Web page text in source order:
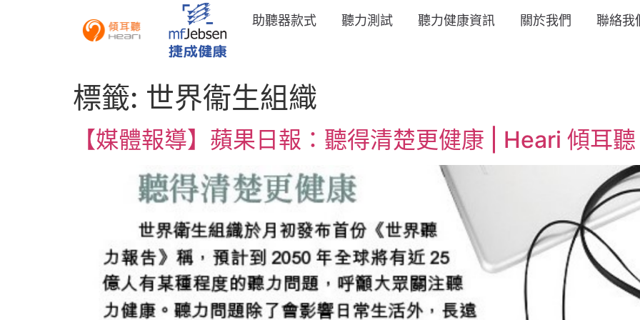
助聽器款式 聽力測試 聽力健康資訊 關於我們 聯絡我
標籤: 世界衞生組織
【媒體報導】蘋果日報：聽得清楚更健康 | Heari 傾耳聽